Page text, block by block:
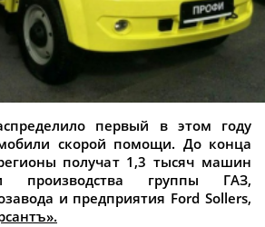
первый в этом году
скорой помощи. До конца
получат 1,3 тысяч машин
производства группы ГАЗ,
и предприятия Ford Sollers,